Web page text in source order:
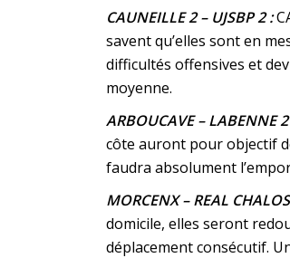
CAUNEILLE 2 – UJSBP 2 :
savent qu’elles sont en
difficultés offensives et
moyenne.
ARBOUCAVE – LABENNE
côte auront pour objectif
faudra absolument
MORCENX – REAL
domicile, elles seront
déplacement consécutif.